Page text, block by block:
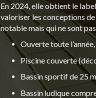
En 2024, elle obtient le
valoriser les conceptions
notable mais qui ne sont
Ouverte toute l’année,
Piscine couverte
Bassin sportif de 25
Bassin ludique